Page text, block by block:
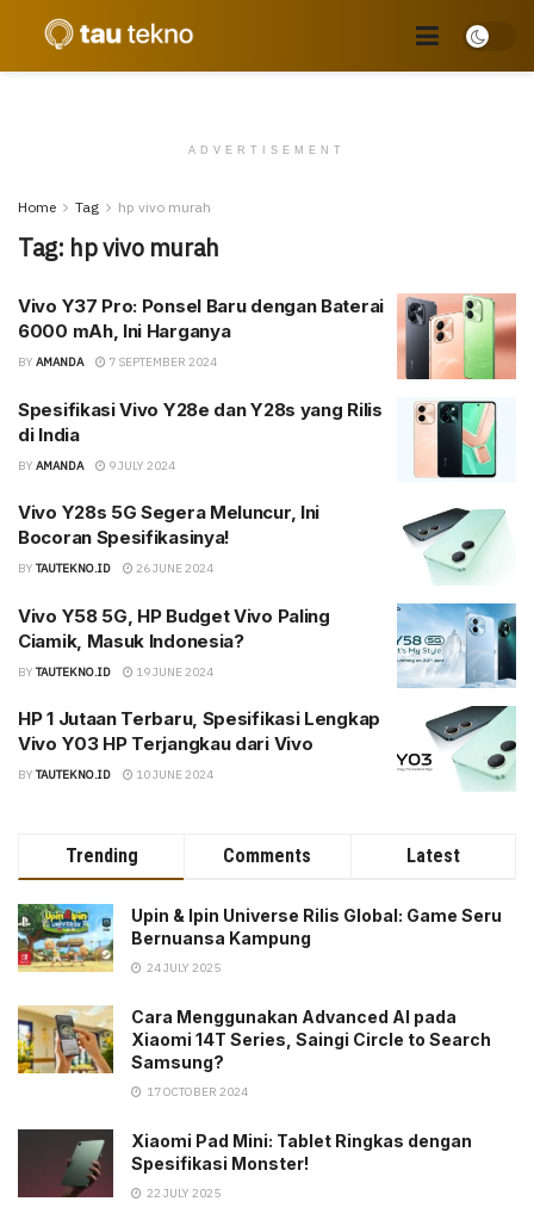
ADVERTISEMENT
Home Tag hp vivo murah
Tag: hp vivo murah
Vivo Y37 Pro: Ponsel Baru dengan Baterai
6000 mAh, Ini Harganya
BY AMANDA 7 SEPTEMBER 2024
Spesifikasi Vivo Y28e dan Y28s yang Rilis
di India
BY AMANDA 9 JULY 2024
Vivo Y28s 5G Segera Meluncur, Ini
Bocoran Spesifikasinya!
BY TAUTEKNO.ID 26 JUNE 2024
Vivo Y58 5G, HP Budget Vivo Paling
Ciamik, Masuk Indonesia?
BY TAUTEKNO.ID 19 JUNE 2024
HP 1 Jutaan Terbaru, Spesifikasi Lengkap
Vivo Y03 HP Terjangkau dari Vivo
BY TAUTEKNO.ID 10 JUNE 2024
Trending Comments Latest
Upin & Ipin Universe Rilis Global: Game Seru
Bernuansa Kampung
24 JULY 2025
Cara Menggunakan Advanced AI pada
Xiaomi 14T Series, Saingi Circle to Search
Samsung?
17 OCTOBER 2024
Xiaomi Pad Mini: Tablet Ringkas dengan
Spesifikasi Monster!
22 JULY 2025